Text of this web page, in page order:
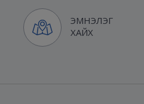
ЭМНЭЛЭГ
ХАЙХ